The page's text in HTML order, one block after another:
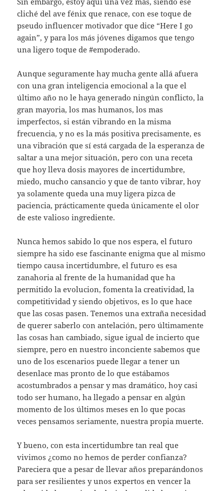
cliché del ave fénix que renace, con ese toque de
pseudo influencer motivador que dice “Here I go
again”, y para los más jóvenes digamos que tengo
una ligero toque de #empoderado.
Aunque seguramente hay mucha gente allá afuera
con una gran inteligencia emocional a la que el
último año no le haya generado ningún conflicto, la
gran mayoria, los mas humanos, los mas
imperfectos, si están vibrando en la misma
frecuencia, y no es la más positiva precisamente, es
una vibración que sí está cargada de la esperanza de
saltar a una mejor situación, pero con una receta
que hoy lleva dosis mayores de incertidumbre,
miedo, mucho cansancio y que de tanto vibrar, hoy
ya solamente queda una muy ligera pizca de
paciencia, prácticamente queda únicamente el olor
de este valioso ingrediente.
Nunca hemos sabido lo que nos espera, el futuro
siempre ha sido ese fascinante enigma que al mismo
tiempo causa incertidumbre, el futuro es esa
zanahoria al frente de la humanidad que ha
permitido la evolucion, fomenta la creatividad, la
competitividad y siendo objetivos, es lo que hace
que las cosas pasen. Tenemos una extraña necesidad
de querer saberlo con antelación, pero últimamente
las cosas han cambiado, sigue igual de incierto que
siempre, pero en nuestro inconciente sabemos que
uno de los escenarios puede llegar a tener un
desenlace mas pronto de lo que estábamos
acostumbrados a pensar y mas dramático, hoy casi
todo ser humano, ha llegado a pensar en algún
momento de los últimos meses en lo que pocas
veces pensamos seriamente, nuestra propia muerte.
Y bueno, con esta incertidumbre tan real que
vivimos ¿como no hemos de perder confianza?
Pareciera que a pesar de llevar años preparándonos
para ser resilientes y unos expertos en vencer la